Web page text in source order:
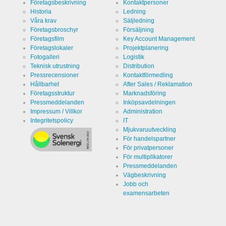
Företagsbeskrivning
Historia
Våra krav
Företagsbroschyr
Företagsfilm
Företagslokaler
Fotogalleri
Teknisk utrustning
Pressrecensioner
Hållbarhet
Företagsstruktur
Pressmeddelanden
Impressum / Villkor
Integritetspolicy
Kontaktpersoner
Ledning
Säljledning
Försäljning
Key Account Management
Projektplanering
Logistik
Distribution
Kontaktförmedling
After Sales / Reklamation
Marknadsföring
Inköpsavdelningen
Administration
IT
Mjukvaruutveckling
För handelspartner
För privatpersoner
För multiplikatorer
Pressmeddelanden
Vägbeskrivning
Jobb och
examensarbeten
användarens beteende:
Namn
Värd
Kategori
webbplatsanalys.
uppgifter
om hur
besökaren
webbplatsen.
Namn
Varaktighet 2 år
Infos schließen